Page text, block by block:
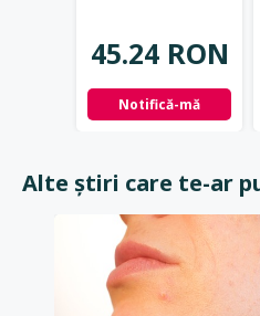
45.24 RON
Notifică-mă
Alte știri care te-ar